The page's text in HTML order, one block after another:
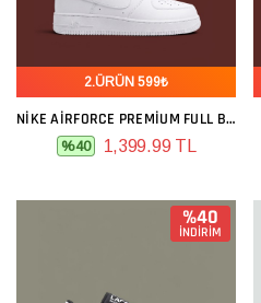
2.ÜRÜN 599₺
NIKE AIRFORCE PREMIUM FULL BEYAZ
%40 1,399.99 TL
%40
İNDİRİM